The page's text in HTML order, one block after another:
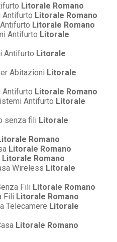
Litorale Romano
Litorale Romano
Litorale Romano
Antifurto Litorale
Antifurto Litorale
Abitazioni Litorale
Litorale Romano
Antifurto Litorale
senza fili Litorale
Romano
Litorale Romano
Litorale Romano
Wireless Litorale
Fili Litorale Romano
Fili Litorale Romano
Telecamere Litorale
Litorale Romano